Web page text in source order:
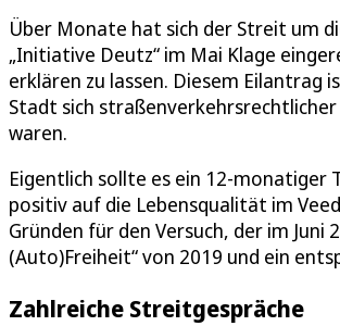
Über Monate hat sich der Streit um
„Initiative Deutz“ im Mai Klage
erklären zu lassen. Diesem Eilantrag
Stadt sich
waren.
Eigentlich sollte es ein 12-monatiger
positiv auf die Lebensqualität im
Gründen für den Versuch, der im
(Auto)Freiheit“ von 2019 und ein
Zahlreiche Streitgespräche